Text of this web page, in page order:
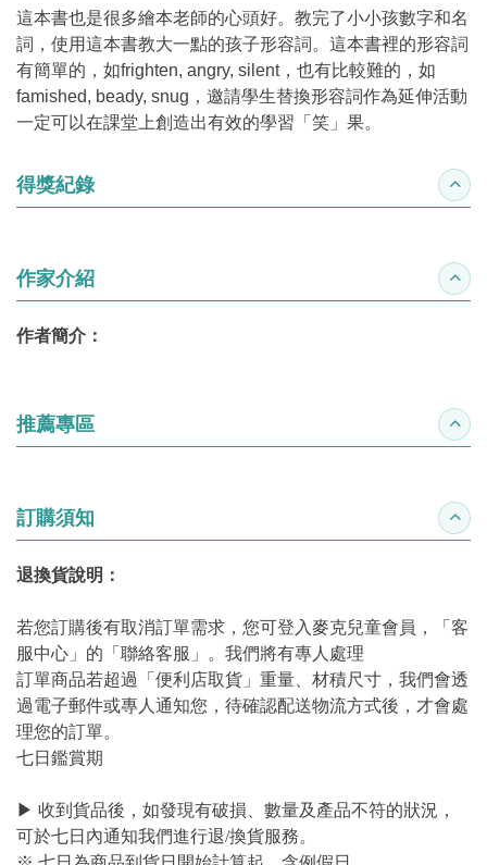
這本書也是很多繪本老師的心頭好。教完了小小孩數字和名
詞，使用這本書教大一點的孩子形容詞。這本書裡的形容詞
有簡單的，如frighten, angry, silent，也有比較難的，如
famished, beady, snug，邀請學生替換形容詞作為延伸活動
一定可以在課堂上創造出有效的學習「笑」果。
得獎紀錄 收合
作家介紹 收合
作者簡介：
推薦專區 收合
訂購須知 收合
退換貨說明：
若您訂購後有取消訂單需求，您可登入麥克兒童會員，「客
服中心」的「聯絡客服」。我們將有專人處理
訂單商品若超過「便利店取貨」重量、材積尺寸，我們會透
過電子郵件或專人通知您，待確認配送物流方式後，才會處
理您的訂單。
七日鑑賞期
▶ 收到貨品後，如發現有破損、數量及產品不符的狀況，
可於七日內通知我們進行退/換貨服務。